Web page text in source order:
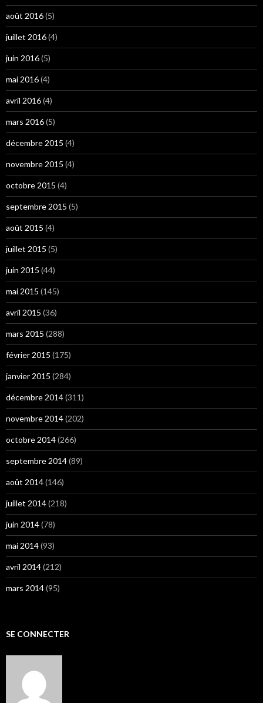
août 2016(5)
juillet 2016(4)
juin 2016(5)
mai 2016(4)
avril 2016(4)
mars 2016(5)
décembre 2015 (4)
novembre 2015 (4)
octobre 2015 (4)
septembre 2015 (5)
août 2015 (4)
juillet 2015 (5)
juin 2015 (44)
mai 2015 (145)
avril 2015 (36)
mars 2015 (288)
février 2015 (175)
janvier 2015 (284)
décembre 2014(311)
novembre 2014(202)
octobre 2014(266)
septembre 2014(89)
août 2014(146)
juillet 2014(218)
juin 2014(78)
mai 2014(93)
avril 2014(212)
mars 2014(95)
SE CONNECTER